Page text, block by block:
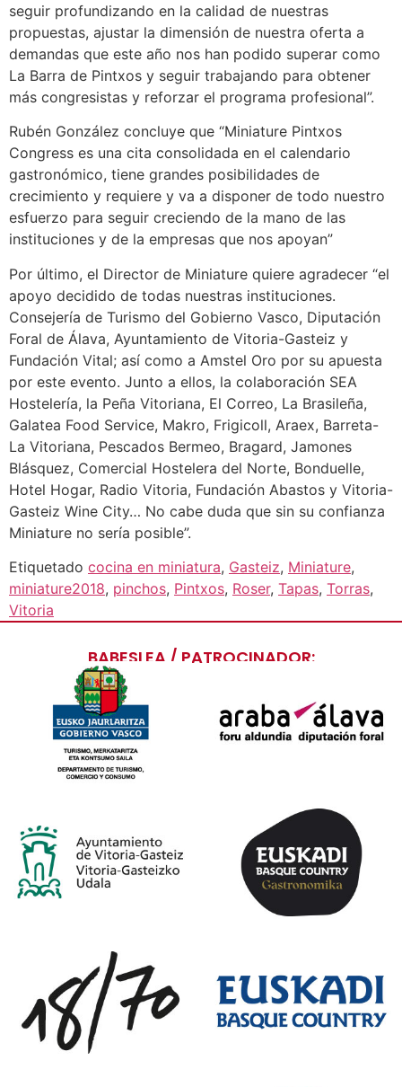
seguir profundizando en la calidad de nuestras
propuestas, ajustar la dimensión de nuestra oferta a
demandas que este año nos han podido superar como
La Barra de Pintxos y seguir trabajando para obtener
más congresistas y reforzar el programa profesional”.
Rubén González concluye que “Miniature Pintxos
Congress es una cita consolidada en el calendario
gastronómico, tiene grandes posibilidades de
crecimiento y requiere y va a disponer de todo nuestro
esfuerzo para seguir creciendo de la mano de las
instituciones y de la empresas que nos apoyan”
Por último, el Director de Miniature quiere agradecer “el
apoyo decidido de todas nuestras instituciones.
Consejería de Turismo del Gobierno Vasco, Diputación
Foral de Álava, Ayuntamiento de Vitoria-Gasteiz y
Fundación Vital; así como a Amstel Oro por su apuesta
por este evento. Junto a ellos, la colaboración SEA
Hostelería, la Peña Vitoriana, El Correo, La Brasileña,
Galatea Food Service, Makro, Frigicoll, Araex, Barreta-
La Vitoriana, Pescados Bermeo, Bragard, Jamones
Blásquez, Comercial Hostelera del Norte, Bonduelle,
Hotel Hogar, Radio Vitoria, Fundación Abastos y Vitoria-
Gasteiz Wine City… No cabe duda que sin su confianza
Miniature no sería posible”.
Etiquetado cocina en miniatura, Gasteiz, Miniature,
miniature2018, pinchos, Pintxos, Roser, Tapas, Torras,
Vitoria
BABESLEA / PATROCINADOR: